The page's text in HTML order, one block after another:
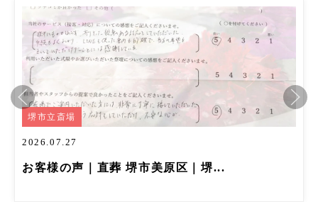
堺市立斎場
客様の声｜直葬 堺市美原区｜堺...